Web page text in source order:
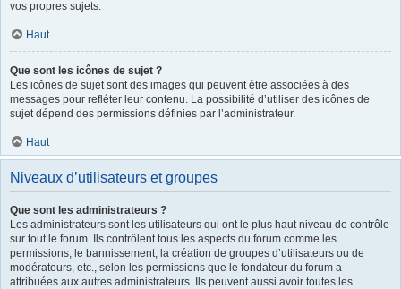
vos propres sujets.
Haut
Que sont les icônes de sujet ?
Les icônes de sujet sont des images qui peuvent être associées à des
messages pour refléter leur contenu. La possibilité d’utiliser des icônes de
sujet dépend des permissions définies par l’administrateur.
Haut
Niveaux d’utilisateurs et groupes
Que sont les administrateurs ?
Les administrateurs sont les utilisateurs qui ont le plus haut niveau de contrôle
sur tout le forum. Ils contrôlent tous les aspects du forum comme les
permissions, le bannissement, la création de groupes d’utilisateurs ou de
modérateurs, etc., selon les permissions que le fondateur du forum a
attribuées aux autres administrateurs. Ils peuvent aussi avoir toutes les